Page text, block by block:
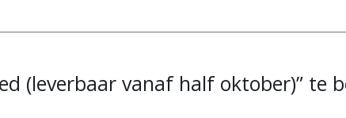
(leverbaar vanaf half oktober)” te